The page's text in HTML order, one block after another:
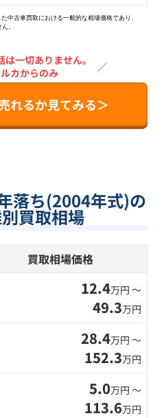
中古車買取における一般的な相場価格であり、
。
は一切ありません。
カからのみ
／
れるか見てみる＞
落ち(2004年式)の
買取相場
買取相場価格
12.4万円 〜
49.3万円
28.4万円 〜
152.3万円
5.0万円 〜
113.6万円